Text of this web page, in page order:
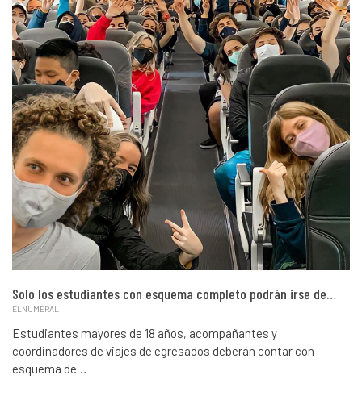
Solo los estudiantes con esquema completo podrán irse de…
ELNUMERAL
Estudiantes mayores de 18 años, acompañantes y
coordinadores de viajes de egresados deberán contar con
esquema de…